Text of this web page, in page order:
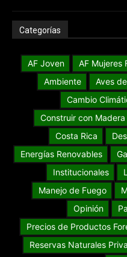
Categorías
AF Joven AF Mujeres
Ambiente
Aves
Cambio
Construir con Madera
Costa Rica
Energías Renovables
Institucionales
Manejo de Fuego
Opinión
Precios de Productos
Reservas Naturales